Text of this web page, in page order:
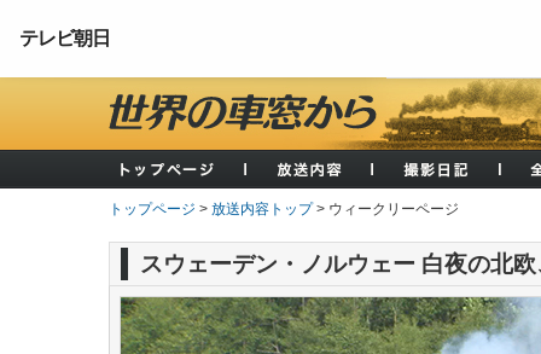
テレビ朝日
トップページ > 放送内容トップ> ウィークリーページ
スウェーデン・ノルウェー 白夜の北